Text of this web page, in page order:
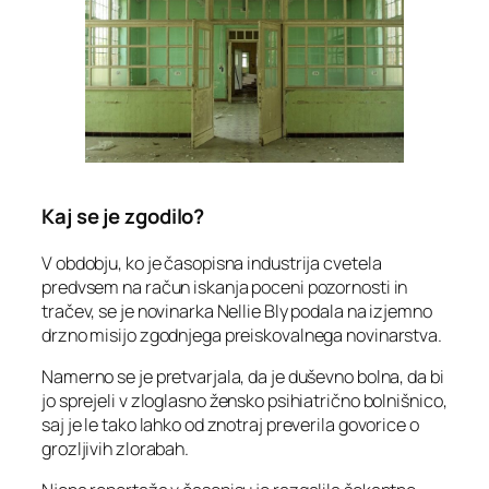
Kaj se je zgodilo?
V obdobju, ko je časopisna industrija cvetela
predvsem na račun iskanja poceni pozornosti in
tračev, se je novinarka Nellie Bly podala na izjemno
drzno misijo zgodnjega preiskovalnega novinarstva.
Namerno se je pretvarjala, da je duševno bolna, da bi
jo sprejeli v zloglasno žensko psihiatrično bolnišnico,
saj je le tako lahko od znotraj preverila govorice o
grozljivih zlorabah.